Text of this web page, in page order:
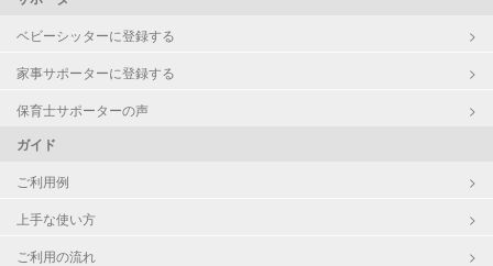
ベビーシッターに登録する
家事サポーターに登録する
保育士サポーターの声
ガイド
ご利用例
上手な使い方
ご利用の流れ